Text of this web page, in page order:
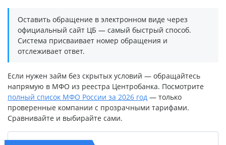
Оставить обращение в электронном виде через
официальный сайт ЦБ — самый быстрый способ.
Система присваивает номер обращения и
отслеживает ответ.
Если нужен займ без скрытых условий — обращайтесь
напрямую в МФО из реестра Центробанка. Посмотрите
полный список МФО России за 2026 год — только
проверенные компании с прозрачными тарифами.
Сравнивайте и выбирайте сами.